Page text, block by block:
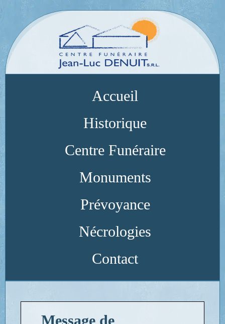
Accueil
Historique
Centre Funéraire
Monuments
Prévoyance
Nécrologies
Contact
Message de